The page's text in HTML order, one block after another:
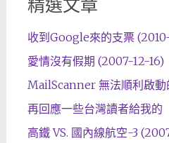
精選文章
收到Google來的支票
愛情沒有假期 (2007-12-16)
MailScanner 無法順利啟動
再回應一些台灣讀者給我的
高鐵 VS. 國內線航空-3